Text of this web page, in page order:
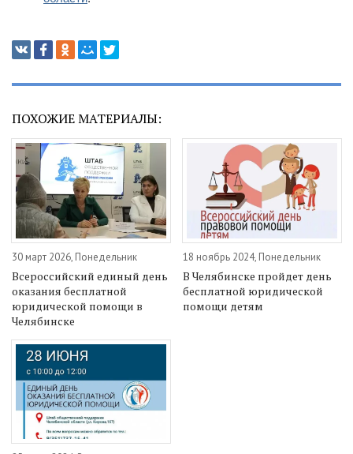
ПОХОЖИЕ МАТЕРИАЛЫ:
30 март 2026, Понедельник
Всероссийский единый день
оказания бесплатной
юридической помощи в
Челябинске
18 ноябрь 2024, Понедельник
В Челябинске пройдет день
бесплатной юридической
помощи детям